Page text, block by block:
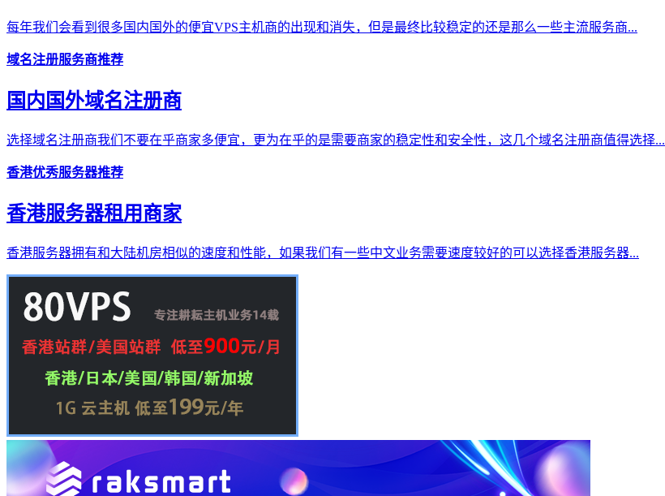
每年我们会看到很多国内国外的便宜VPS主机商的出现和消失，但是最终比较稳定的还是那么一些主流服务商...
域名注册服务商推荐
国内国外域名注册商
选择域名注册商我们不要在乎商家多便宜，更为在乎的是需要商家的稳定性和安全性，这几个域名注册商值得选择...
香港优秀服务器推荐
香港服务器租用商家
香港服务器拥有和大陆机房相似的速度和性能，如果我们有一些中文业务需要速度较好的可以选择香港服务器...